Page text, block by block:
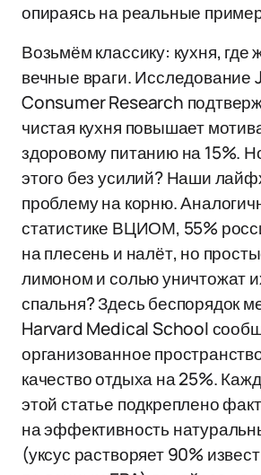
опираясь на реальные
Возьмём классику: кухня, где
вечные враги. Исследование
Consumer Research
чистая кухня повышает
здоровому питанию на 15%.
этого без усилий? Наши
проблему на корню.
статистике ВЦИОМ, 55%
на плесень и налёт, но
лимоном и солью уничтожат
спальня? Здесь беспорядок
Harvard Medical School
организованное
качество отдыха на 25%.
этой статье подкреплено
на эффективность
(уксус растворяет 90%